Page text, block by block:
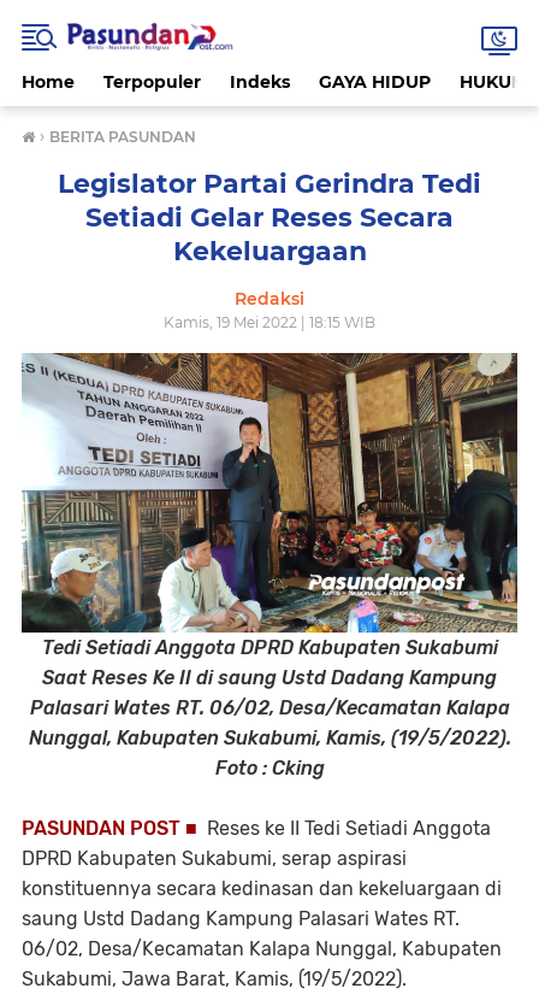
Home Terpopuler Indeks GAYA HIDUP HUKUM
› BERITA PASUNDAN
Legislator Partai Gerindra Tedi
Setiadi Gelar Reses Secara
Kekeluargaan
Redaksi
Kamis, 19 Mei 2022 | 18:15 WIB
Tedi Setiadi Anggota DPRD Kabupaten Sukabumi
Saat Reses Ke II di saung Ustd Dadang Kampung
Palasari Wates RT. 06/02, Desa/Kecamatan Kalapa
Nunggal, Kabupaten Sukabumi, Kamis, (19/5/2022).
Foto : Cking
PASUNDAN POST ■ Reses ke II Tedi Setiadi Anggota
DPRD Kabupaten Sukabumi, serap aspirasi
konstituennya secara kedinasan dan kekeluargaan di
saung Ustd Dadang Kampung Palasari Wates RT.
06/02, Desa/Kecamatan Kalapa Nunggal, Kabupaten
Sukabumi, Jawa Barat, Kamis, (19/5/2022).